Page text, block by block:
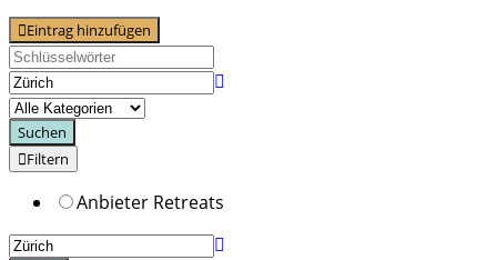
Eintrag hinzufügen
Suchen
Filtern
Anbieter Retreats